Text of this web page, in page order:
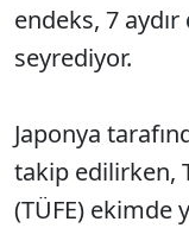
endeks, 7
seyrediyor.
Japonya
takip edilirken,
(TÜFE) ekimde